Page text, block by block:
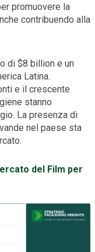
promuovere la
contribuendo alla
di $8 billion e un
Latina.
e il crescente
stanno
La presenza di
nel paese sta
del Film per